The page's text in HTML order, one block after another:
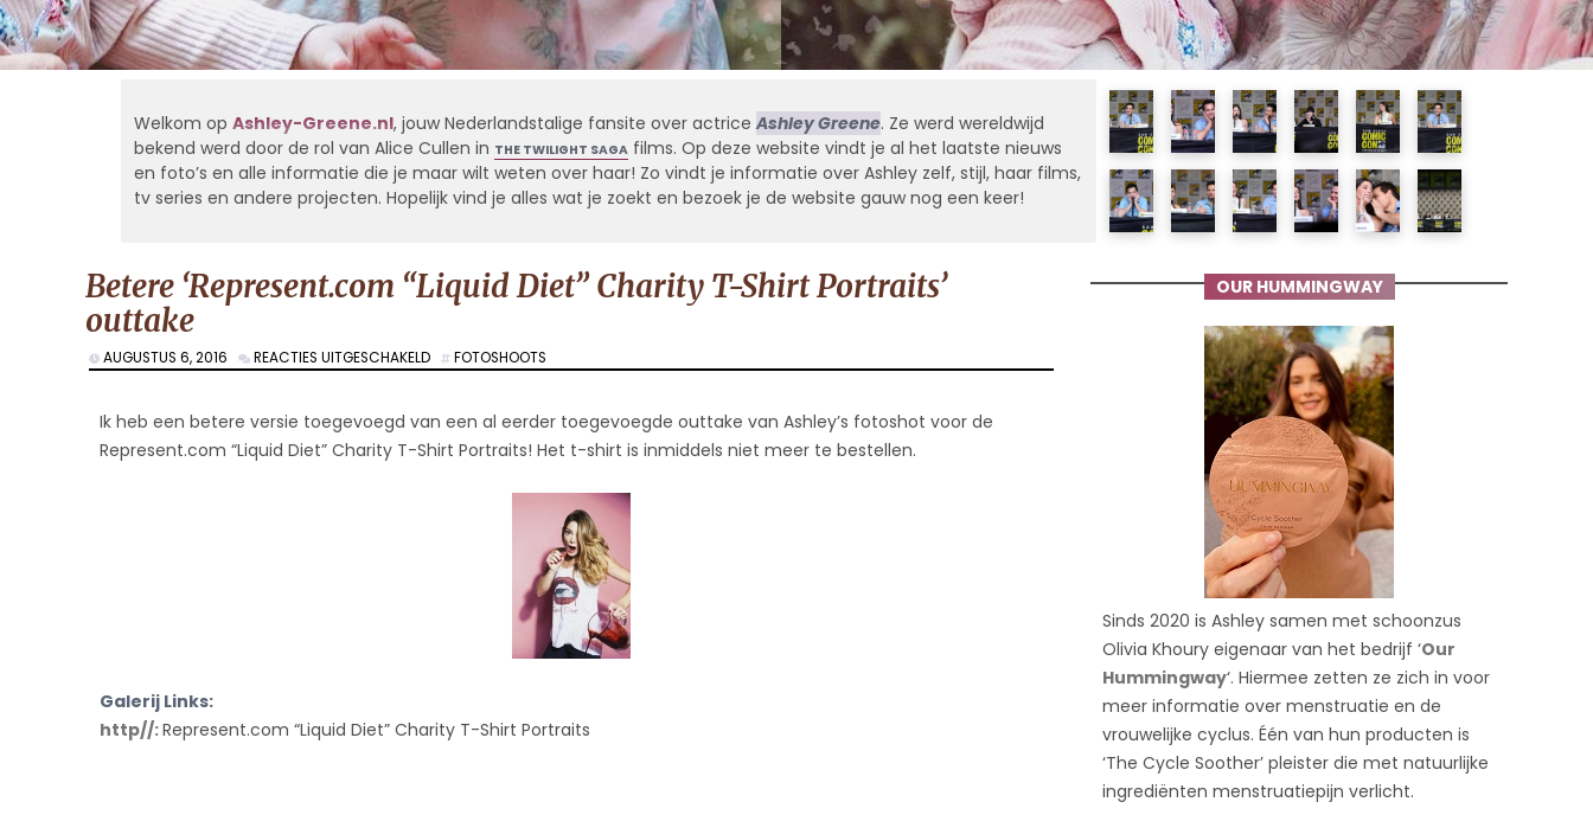
Welkom op Ashley-Greene.nl, jouw Nederlandstalige fansite over actriceAshley Greene. Ze werd wereldwijd
bekend werd door de rol van Alice Cullen in THE TWILIGHT SAGAfilms. Op deze website vindt je al het laatste nieuws
en foto’s en alle informatie die je maar wilt weten over haar! Zo vindt je informatie over Ashley zelf, stijl, haar films,
tv series en andere projecten. Hopelijk vind je alles wat je zoekt en bezoek je de website gauw nog een keer!
OUR HUMMINGWAY
Sinds 2020 is Ashley samen met schoonzus
Olivia Khoury eigenaar van het bedrijf ‘Our
Hummingway‘. Hiermee zetten ze zich in voor
meer informatie over menstruatie en de
vrouwelijke cyclus. Één van hun producten is
‘The Cycle Soother’ pleister die met natuurlijke
ingrediënten menstruatiepijn verlicht.
Betere ‘Represent.com “Liquid Diet” Charity T-Shirt Portraits’
outtake
AUGUSTUS 6, 2016 REACTIES UITGESCHAKELDVOOR
BETERE
“LIQUID
CHARITY
FOTOSHOOTS
Ik heb een betere versie toegevoegd van een al eerder toegevoegde outtake van Ashley’s fotoshot voor de
Represent.com “Liquid Diet” Charity T-Shirt Portraits! Het t-shirt is inmiddels niet meer te bestellen.
Galerij Links:
http//:Represent.com “Liquid Diet” Charity T-Shirt Portraits